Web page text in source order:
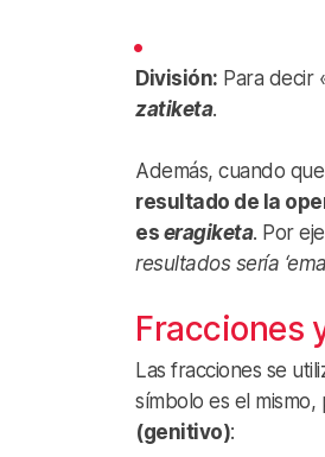
División: Para decir
zatiketa.
Además, cuando
resultado de la
es eragiketa. Por
resultados sería
Fracciones
Las fracciones se
símbolo es el
(genitivo):